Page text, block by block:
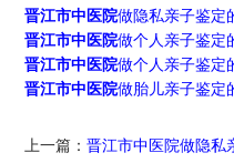
晋江市中医院做隐私亲子鉴定
晋江市中医院做个人亲子鉴定
晋江市中医院做个人亲子鉴定
晋江市中医院做胎儿亲子鉴定
上一篇：晋江市中医院做隐私